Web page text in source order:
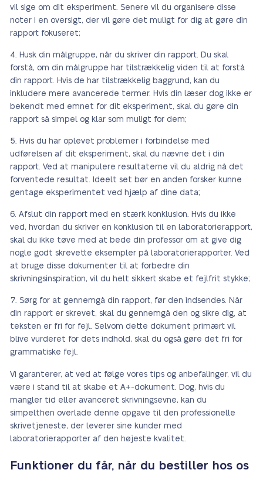
vil sige om dit eksperiment. Senere vil du organisere disse
noter i en oversigt, der vil gøre det muligt for dig at gøre din
rapport fokuseret;
Husk din målgruppe, når du skriver din rapport. Du skal
forstå, om din målgruppe har tilstrækkelig viden til at forstå
din rapport. Hvis de har tilstrækkelig baggrund, kan du
inkludere mere avancerede termer. Hvis din læser dog ikke er
bekendt med emnet for dit eksperiment, skal du gøre din
rapport så simpel og klar som muligt for dem;
Hvis du har oplevet problemer i forbindelse med
udførelsen af dit eksperiment, skal du nævne det i din
rapport. Ved at manipulere resultaterne vil du aldrig nå det
forventede resultat. Ideelt set bør en anden forsker kunne
gentage eksperimentet ved hjælp af dine data;
Afslut din rapport med en stærk konklusion. Hvis du ikke
ved, hvordan du skriver en konklusion til en laboratorierapport,
skal du ikke tøve med at bede din professor om at give dig
nogle godt skrevette eksempler på laboratorierapporter. Ved
at bruge disse dokumenter til at forbedre din
skrivningsinspiration, vil du helt sikkert skabe et fejlfrit stykke;
Sørg for at gennemgå din rapport, før den indsendes. Når
din rapport er skrevet, skal du gennemgå den og sikre dig, at
teksten er fri for fejl. Selvom dette dokument primært vil
blive vurderet for dets indhold, skal du også gøre det fri for
grammatiske fejl.
Vi garanterer, at ved at følge vores tips og anbefalinger, vil du
være i stand til at skabe et A+-dokument. Dog, hvis du
mangler tid eller avanceret skrivningsevne, kan du
simpelthen overlade denne opgave til den professionelle
skrivetjeneste, der leverer sine kunder med
laboratorierapporter af den højeste kvalitet.
Funktioner du får, når du bestiller hos os